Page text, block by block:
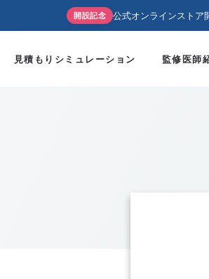
開設記念 公式オンラインストア
見積もりシミュレーション 監修医師